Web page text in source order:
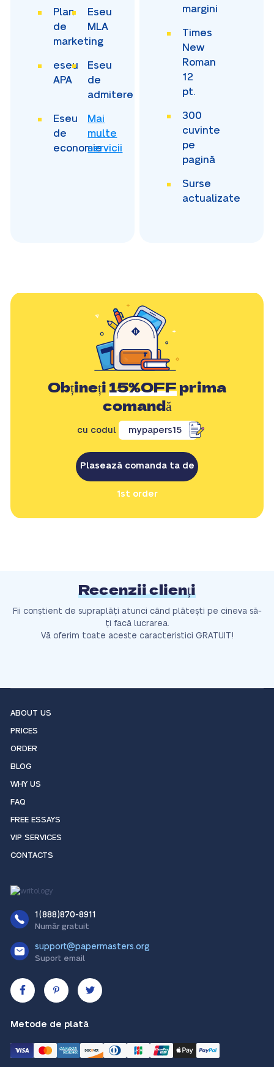
Plan
de
marketing
Eseu
MLA
eseu
APA
Eseu
de
admitere
Eseu
de
economie
Mai
multe
servicii
margini
Times
New
Roman
12
pt.
300
cuvinte
pe
pagină
Surse
actualizate
Obțineți15%OFFprima
comandă
cu codul mypapers15
Plasează comanda ta de
1st order
Recenzii clienți
Fii conștient de supraplăți atunci când plătești pe cineva să-
ți facă lucrarea.
Vă oferim toate aceste caracteristici GRATUIT!
ABOUT US
PRICES
ORDER
BLOG
WHY US
FAQ
FREE ESSAYS
VIP SERVICES
CONTACTS
1(888)870-8911
Număr gratuit
support@papermasters.org
Suport email
Metode de plată